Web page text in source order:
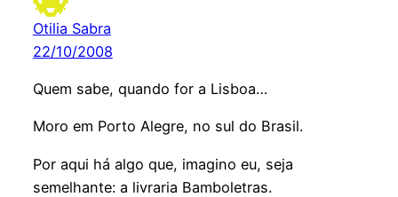
Otilia Sabra
22/10/2008
Quem sabe, quando for a Lisboa…
Moro em Porto Alegre, no sul do Brasil.
Por aqui há algo que, imagino eu, seja
semelhante: a livraria Bamboletras.